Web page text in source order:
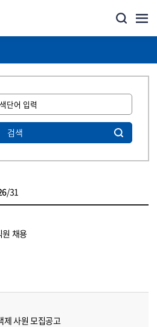
검색
/31
채용
사원 모집공고